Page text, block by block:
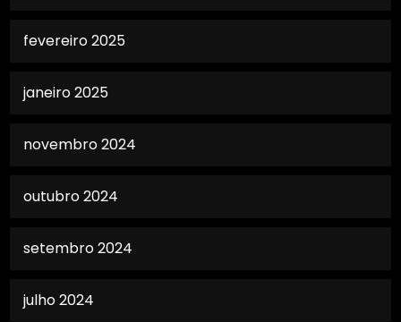
fevereiro 2025
janeiro 2025
novembro 2024
outubro 2024
setembro 2024
julho 2024